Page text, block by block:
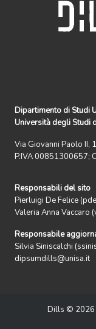
Dipartimento di Studi
Università degli Studi
Via Giovanni Paolo II,
P.IVA 00851300657;
Responsabili del sito
Pierluigi De Felice
Valeria Anna Vaccaro
Responsabile
Silvia Siniscalchi
dipsumdills@unisa.it
Dills © 2026